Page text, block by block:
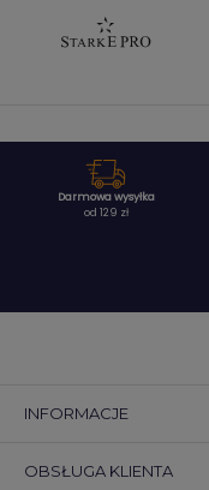
Darmowa wysyłka
od 129 zł
INFORMACJE
OBSŁUGA KLIENTA